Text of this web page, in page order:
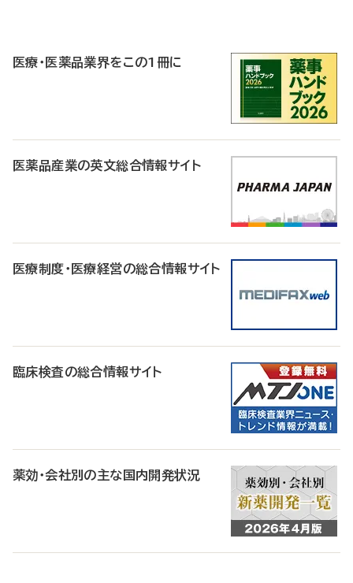
医療・医薬品業界をこの1冊に
医薬品産業の英文総合情報サイト
医療制度・医療経営の総合情報サイト
臨床検査の総合情報サイト
薬効・会社別の主な国内開発状況